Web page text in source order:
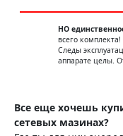
НО
всего комплекта!
Следы
аппарате целы.
Все еще хочешь
сетевых мазинах?